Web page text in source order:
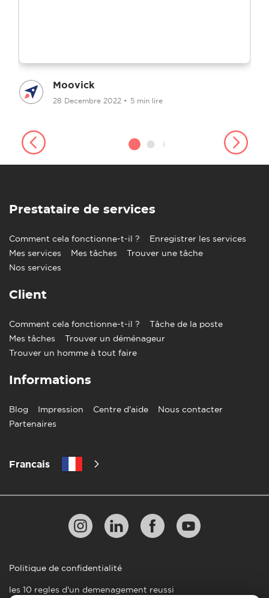
Moovick
28 Decembre 2022 • 5 min lire
Prestataire de services
Comment cela fonctionne-t-il ?
Enregistrer les services
Mes services
Mes tâches
Trouver une tâche
Nos services
Client
Comment cela fonctionne-t-il ?
Tâche de la poste
Mes tâches
Trouver un déménageur
Trouver un homme à tout faire
Informations
Blog Impression Centre d'aide
Nous contacter
Partenaires
Francais
Politique de confidentialité
les 10 regles d'un demenagement reussi